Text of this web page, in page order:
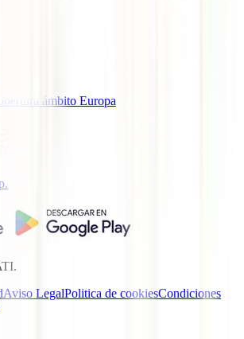
ámbito Europa
Aviso LegalPolitica de cookiesCondiciones